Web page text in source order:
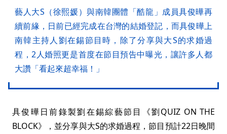
藝人大S（徐熙媛）與南韓團體「酷龍」成員具俊曄再
續前緣，日前已經完成在台灣的結婚登記，而具俊曄上
南韓主持人劉在錫節目時，除了分享與大S的求婚過
程，2人婚照更是首度在節目預告中曝光，讓許多人都
大讚「看起來超幸福！」
具俊曄日前錄製劉在錫綜藝節目《劉QUIZ ON THE
BLOCK》，並分享與大S的求婚過程，節目預計22日晚間